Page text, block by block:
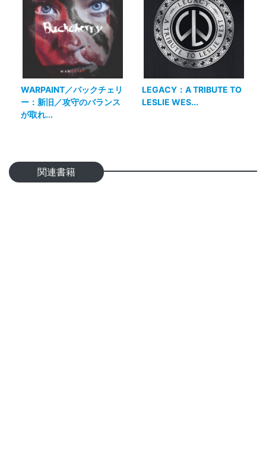
WARPAINT／バックチェリ
ー：新旧／攻守のバランス
が取れ...
LEGACY：A TRIBUTE TO
LESLIE WES...
関連書籍